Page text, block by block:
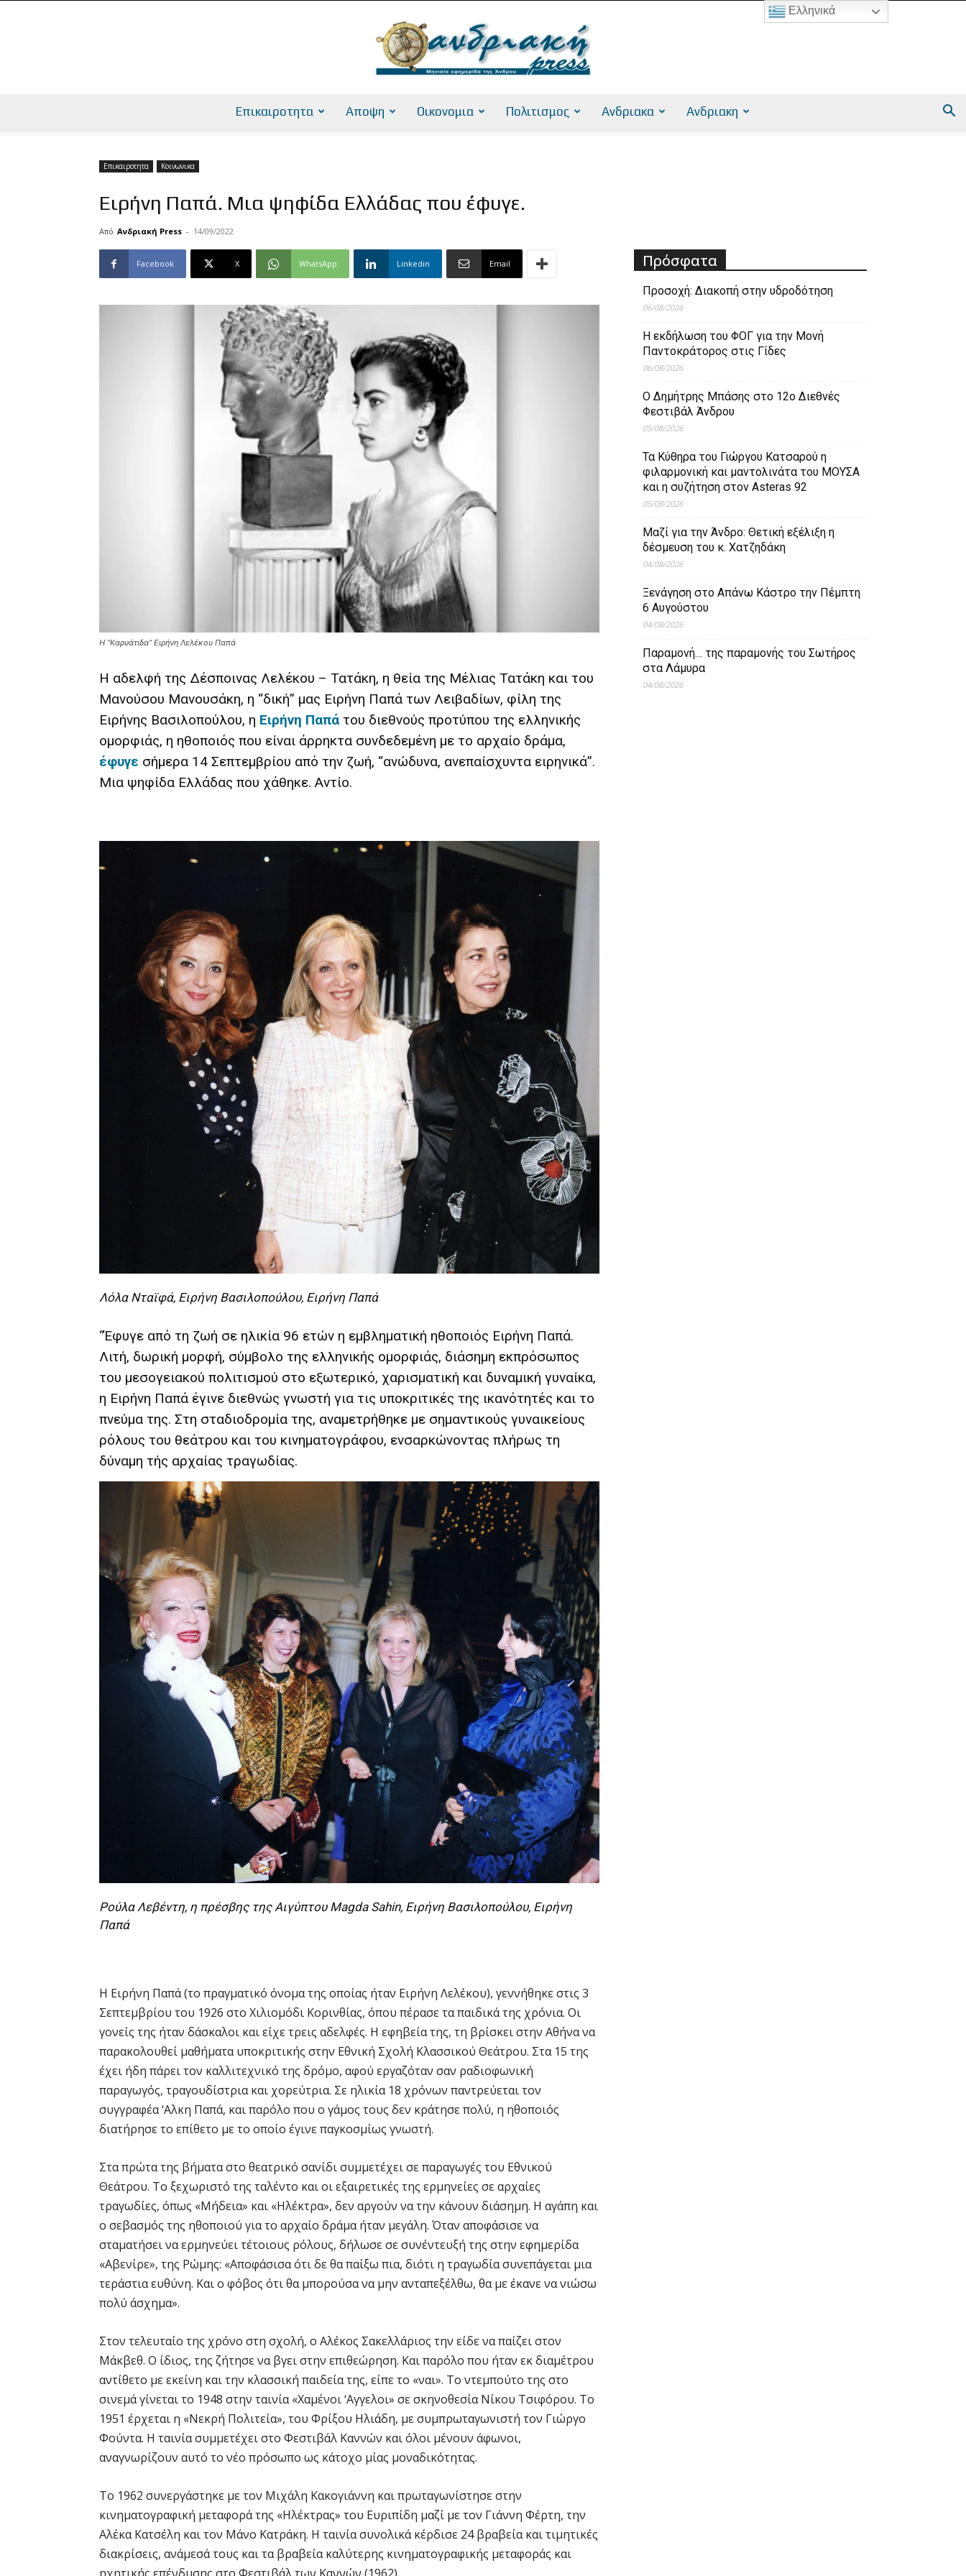
Επικαιροτητα Αποψη Οικονομια Πολιτισμος Ανδριακα Ανδριακη
Επικαιροτητα Κοινωνικα
Ειρήνη Παπά. Μια ψηφίδα Ελλάδας που έφυγε.
Από Ανδριακή Press - 14/09/2022
Facebook X WhatsApp Linkedin Email
Η “Καρυάτιδα” Ειρήνη Λελέκου Παπά
Η αδελφή της Δέσποινας Λελέκου – Τατάκη, η θεία της Μέλιας Τατάκη και του
Μανούσου Μανουσάκη, η “δική” μας Ειρήνη Παπά των Λειβαδίων, φίλη της
Ειρήνης Βασιλοπούλου, η Ειρήνη Παπά του διεθνούς προτύπου της ελληνικής
ομορφιάς, η ηθοποιός που είναι άρρηκτα συνδεδεμένη με το αρχαίο δράμα,
έφυγε σήμερα 14 Σεπτεμβρίου από την ζωή, “ανώδυνα, ανεπαίσχυντα ειρηνικά”.
Μια ψηφίδα Ελλάδας που χάθηκε. Αντίο.
Λόλα Νταϊφά, Ειρήνη Βασιλοπούλου, Ειρήνη Παπά
“Έφυγε από τη ζωή σε ηλικία 96 ετών η εμβληματική ηθοποιός Ειρήνη Παπά.
Λιτή, δωρική μορφή, σύμβολο της ελληνικής ομορφιάς, διάσημη εκπρόσωπος
του μεσογειακού πολιτισμού στο εξωτερικό, χαρισματική και δυναμική γυναίκα,
η Ειρήνη Παπά έγινε διεθνώς γνωστή για τις υποκριτικές της ικανότητές και το
πνεύμα της. Στη σταδιοδρομία της, αναμετρήθηκε με σημαντικούς γυναικείους
ρόλους του θεάτρου και του κινηματογράφου, ενσαρκώνοντας πλήρως τη
δύναμη τής αρχαίας τραγωδίας.
Ρούλα Λεβέντη, η πρέσβης της Αιγύπτου Magda Sahin, Ειρήνη Βασιλοπούλου, Ειρήνη
Παπά
Η Ειρήνη Παπά (το πραγματικό όνομα της οποίας ήταν Ειρήνη Λελέκου), γεννήθηκε στις 3
Σεπτεμβρίου του 1926 στο Χιλιομόδι Κορινθίας, όπου πέρασε τα παιδικά της χρόνια. Οι
γονείς της ήταν δάσκαλοι και είχε τρεις αδελφές. Η εφηβεία της, τη βρίσκει στην Αθήνα να
παρακολουθεί μαθήματα υποκριτικής στην Εθνική Σχολή Κλασσικού Θεάτρου. Στα 15 της
έχει ήδη πάρει τον καλλιτεχνικό της δρόμο, αφού εργαζόταν σαν ραδιοφωνική
παραγωγός, τραγουδίστρια και χορεύτρια. Σε ηλικία 18 χρόνων παντρεύεται τον
συγγραφέα ‘Αλκη Παπά, και παρόλο που ο γάμος τους δεν κράτησε πολύ, η ηθοποιός
διατήρησε το επίθετο με το οποίο έγινε παγκοσμίως γνωστή.
Στα πρώτα της βήματα στο θεατρικό σανίδι συμμετέχει σε παραγωγές του Εθνικού
Θεάτρου. Το ξεχωριστό της ταλέντο και οι εξαιρετικές της ερμηνείες σε αρχαίες
τραγωδίες, όπως «Μήδεια» και «Ηλέκτρα», δεν αργούν να την κάνουν διάσημη. Η αγάπη και
ο σεβασμός της ηθοποιού για το αρχαίο δράμα ήταν μεγάλη. Όταν αποφάσισε να
σταματήσει να ερμηνεύει τέτοιους ρόλους, δήλωσε σε συνέντευξή της στην εφημερίδα
«Αβενίρε», της Ρώμης: «Αποφάσισα ότι δε θα παίξω πια, διότι η τραγωδία συνεπάγεται μια
τεράστια ευθύνη. Και ο φόβος ότι θα μπορούσα να μην ανταπεξέλθω, θα με έκανε να νιώσω
πολύ άσχημα».
Στον τελευταίο της χρόνο στη σχολή, ο Αλέκος Σακελλάριος την είδε να παίζει στον
Μάκβεθ. Ο ίδιος, της ζήτησε να βγει στην επιθεώρηση. Και παρόλο που ήταν εκ διαμέτρου
αντίθετο με εκείνη και την κλασσική παιδεία της, είπε το «ναι». Το ντεμπούτο της στο
σινεμά γίνεται το 1948 στην ταινία «Χαμένοι ‘Αγγελοι» σε σκηνοθεσία Νίκου Τσιφόρου. Το
1951 έρχεται η «Νεκρή Πολιτεία», του Φρίξου Ηλιάδη, με συμπρωταγωνιστή τον Γιώργο
Φούντα. Η ταινία συμμετέχει στο Φεστιβάλ Καννών και όλοι μένουν άφωνοι,
αναγνωρίζουν αυτό το νέο πρόσωπο ως κάτοχο μίας μοναδικότητας.
Το 1962 συνεργάστηκε με τον Μιχάλη Κακογιάννη και πρωταγωνίστησε στην
κινηματογραφική μεταφορά της «Ηλέκτρας» του Ευριπίδη μαζί με τον Γιάννη Φέρτη, την
Αλέκα Κατσέλη και τον Μάνο Κατράκη. Η ταινία συνολικά κέρδισε 24 βραβεία και τιμητικές
διακρίσεις, ανάμεσά τους και τα βραβεία καλύτερης κινηματογραφικής μεταφοράς και
Πρόσφατα
Προσοχή: Διακοπή στην υδροδότηση
06/08/2026
Η εκδήλωση του ΦΟΓ για την Μονή
Παντοκράτορος στις Γίδες
06/08/2026
Ο Δημήτρης Μπάσης στο 12ο Διεθνές
Φεστιβάλ Άνδρου
05/08/2026
Τα Κύθηρα του Γιώργου Κατσαρού η
φιλαρμονική και μαντολινάτα του ΜΟΥΣΑ
και η συζήτηση στον Asteras 92
05/08/2026
Μαζί για την Άνδρο: Θετική εξέλιξη η
δέσμευση του κ. Χατζηδάκη
04/08/2026
Ξενάγηση στο Απάνω Κάστρο την Πέμπτη
6 Αυγούστου
04/08/2026
Παραμονή… της παραμονής του Σωτήρος
στα Λάμυρα
04/08/2026
Ελληνικά